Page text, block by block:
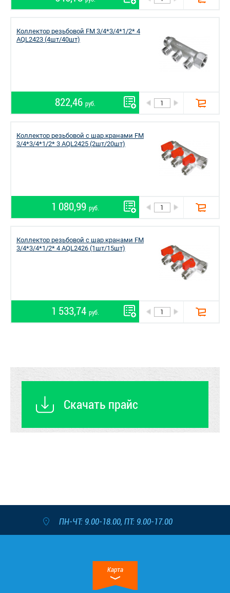
Коллектор резьбовой FM 3/4*3/4*1/2* 4
AQL2423 (4шт/40шт)
822,46 руб.
Коллектор резьбовой с шар.кранами FM
3/4*3/4*1/2* 3 AQL2425 (2шт/20шт)
1 080,99 руб.
Коллектор резьбовой с шар.кранами FM
3/4*3/4*1/2* 4 AQL2426 (1шт/15шт)
1 533,74 руб.
Скачать прайс
ПН-ЧТ: 9.00-18.00, ПТ: 9.00-17.00
Карта